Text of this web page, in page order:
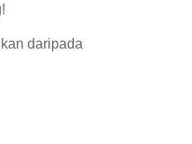
daripada